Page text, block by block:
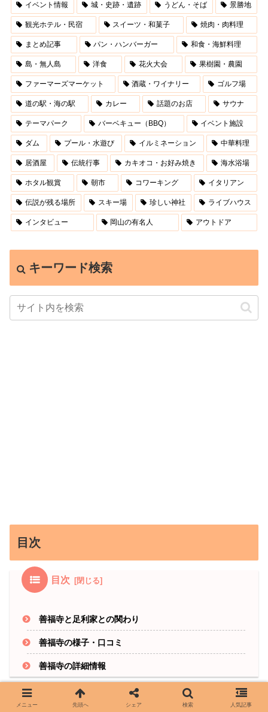
イベント情報 城・史跡・遺跡 うどん・そば 景勝地
観光ホテル・民宿 スイーツ・和菓子 焼肉・肉料理
まとめ記事 パン・ハンバーガー 和食・海鮮料理
島・無人島 洋食 花火大会 果樹園・農園
ファーマーズマーケット 酒蔵・ワイナリー ゴルフ場
道の駅・海の駅 カレー 話題のお店 サウナ
テーマパーク バーベキュー（BBQ） イベント施設
ダム プール・水遊び イルミネーション 中華料理
居酒屋 伝統行事 カキオコ・お好み焼き 海水浴場
ホタル観賞 朝市 コワーキング イタリアン
伝説が残る場所 スキー場 珍しい神社 ライブハウス
インタビュー 岡山の有名人 アウトドア
キーワード検索
目次
目次
善福寺と足利家との関わり
善福寺の様子・口コミ
善福寺の詳細情報
メニュー 先頭へ シェア 検索 人気記事